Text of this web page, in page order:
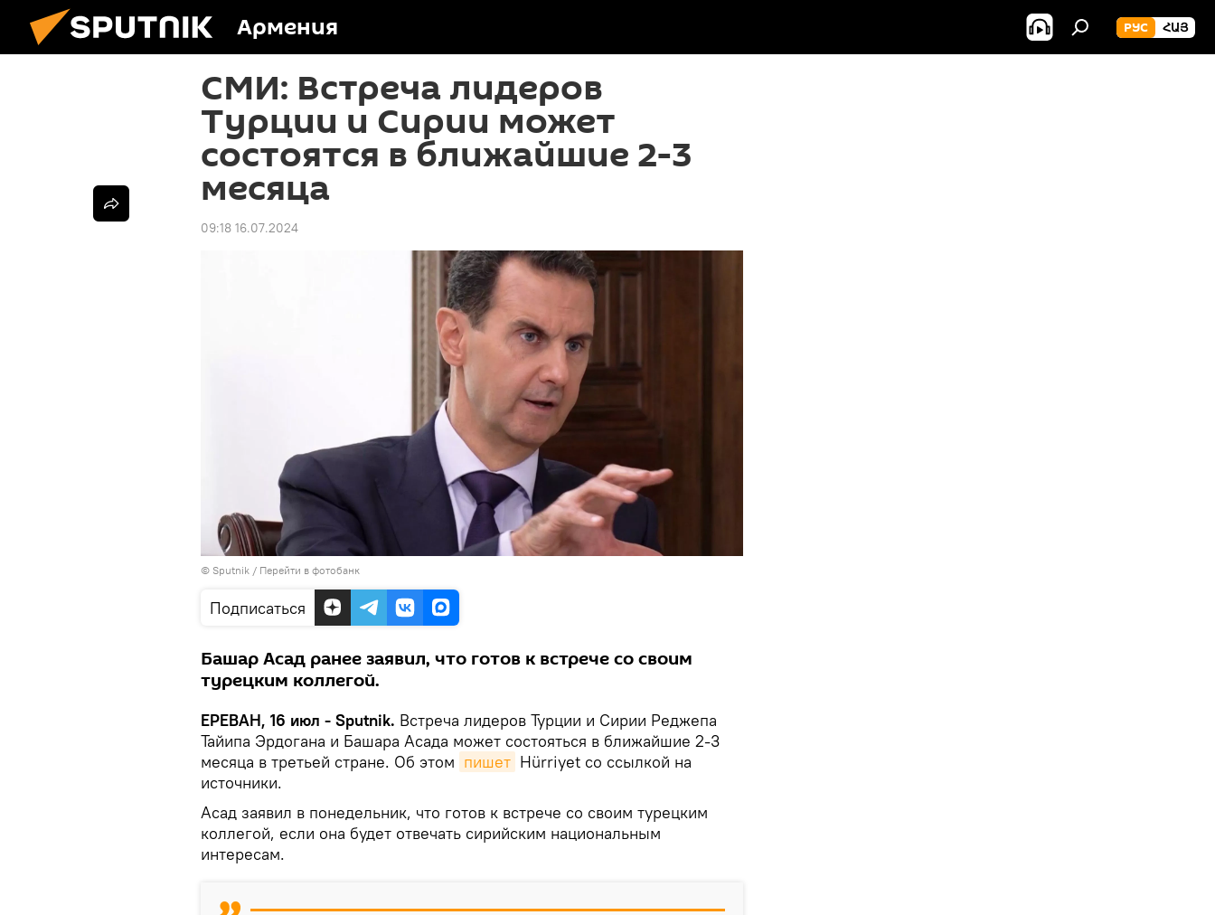
Армения РУС ՀԱՅ
СМИ: Встреча лидеров
Турции и Сирии может
состоятся в ближайшие 2-3
месяца
09:18 16.07.2024
© Sputnik / Перейти в фотобанк
Подписаться
Башар Асад ранее заявил, что готов к встрече со своим
турецким коллегой.
ЕРЕВАН, 16 июл - Sputnik. Встреча лидеров Турции и Сирии Реджепа
Тайипа Эрдогана и Башара Асада может состояться в ближайшие 2-3
месяца в третьей стране. Об этом пишет Hürriyet со ссылкой на
источники.
Асад заявил в понедельник, что готов к встрече со своим турецким
коллегой, если она будет отвечать сирийским национальным
интересам.